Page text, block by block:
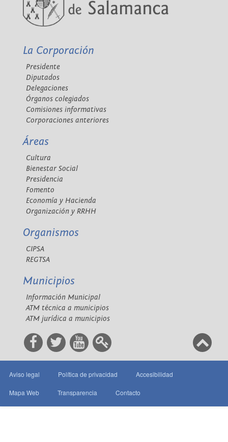
La Corporación
Presidente
Diputados
Delegaciones
Órganos colegiados
Comisiones informativas
Corporaciones anteriores
Áreas
Cultura
Bienestar Social
Presidencia
Fomento
Economía y Hacienda
Organización y RRHH
Organismos
CIPSA
REGTSA
Municipios
Información Municipal
ATM técnica a municipios
ATM jurídica a municipios
Aviso legal Política de privacidad Accesibilidad
Mapa Web Transparencia Contacto